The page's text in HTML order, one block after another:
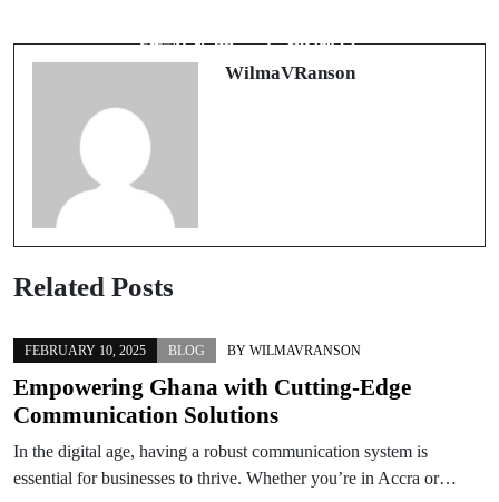
確認不要」を深掘り
tutele
WilmaVRanson
Related Posts
FEBRUARY 10, 2025 BLOG BY WILMAVRANSON
Empowering Ghana with Cutting-Edge
Communication Solutions
In the digital age, having a robust communication system is
essential for businesses to thrive. Whether you’re in Accra or…